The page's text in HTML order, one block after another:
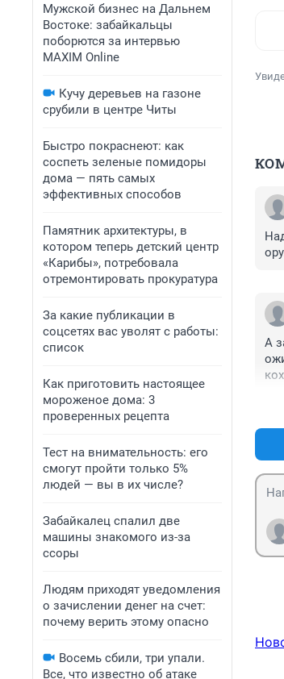
Мужской бизнес на Дальнем
Востоке: забайкальцы
поборются за интервью
MAXIM Online
Кучу деревьев на газоне
срубили в центре Читы
Быстро покраснеют: как
соспеть зеленые помидоры
дома — пять самых
эффективных способов
Памятник архитектуры, в
котором теперь детский центр
«Карибы», потребовала
отремонтировать прокуратура
За какие публикации в
соцсетях вас уволят с работы:
список
Как приготовить настоящее
мороженое дома: 3
проверенных рецепта
Тест на внимательность: его
смогут пройти только 5%
людей — вы в их числе?
Забайкалец спалил две
машины знакомого из-за
ссоры
Людям приходят уведомления
о зачислении денег на счет:
почему верить этому опасно
Восемь сбили, три упали.
Все, что известно об атаке
А